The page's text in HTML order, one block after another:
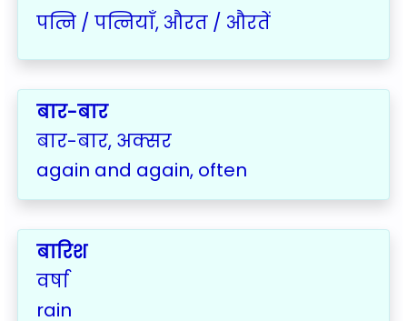
पत्नि / पत्नियाॅं, औरत / औरतें
बार-बार
बार-बार, अक्सर
again and again, often
बारिश
वर्षा
rain